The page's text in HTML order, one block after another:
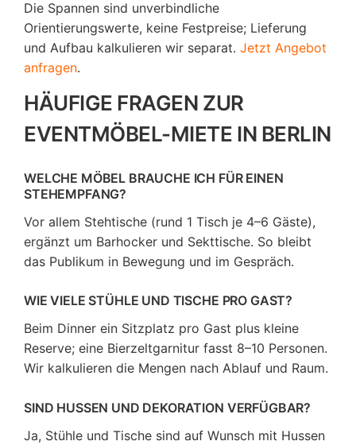
Die Spannen sind unverbindliche
Orientierungswerte, keine Festpreise; Lieferung
und Aufbau kalkulieren wir separat. Jetzt Angebot
anfragen.
HÄUFIGE FRAGEN ZUR
EVENTMÖBEL-MIETE IN BERLIN
WELCHE MÖBEL BRAUCHE ICH FÜR EINEN
STEHEMPFANG?
Vor allem Stehtische (rund 1 Tisch je 4–6 Gäste),
ergänzt um Barhocker und Sekttische. So bleibt
das Publikum in Bewegung und im Gespräch.
WIE VIELE STÜHLE UND TISCHE PRO GAST?
Beim Dinner ein Sitzplatz pro Gast plus kleine
Reserve; eine Bierzeltgarnitur fasst 8–10 Personen.
Wir kalkulieren die Mengen nach Ablauf und Raum.
SIND HUSSEN UND DEKORATION VERFÜGBAR?
Ja, Stühle und Tische sind auf Wunsch mit Hussen